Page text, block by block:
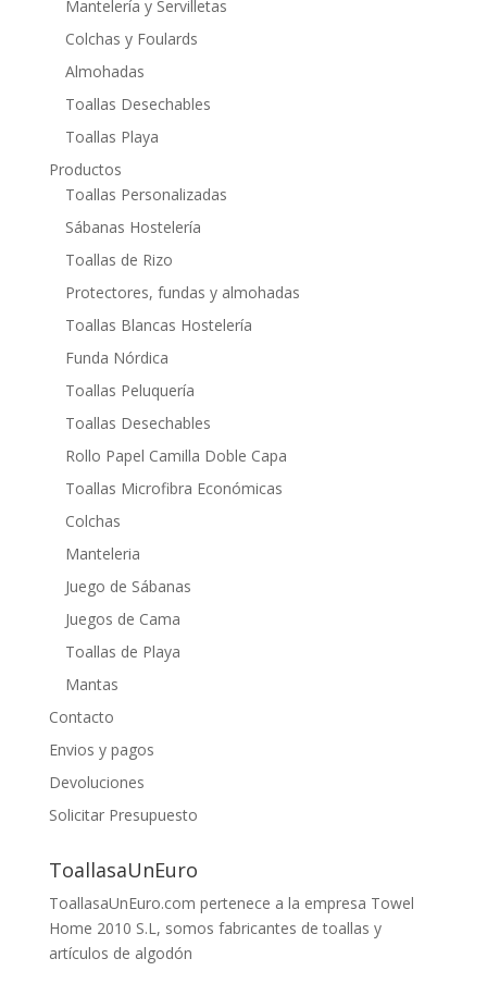
Mantelería y Servilletas
Colchas y Foulards
Almohadas
Toallas Desechables
Toallas Playa
Productos
Toallas Personalizadas
Sábanas Hostelería
Toallas de Rizo
Protectores, fundas y almohadas
Toallas Blancas Hostelería
Funda Nórdica
Toallas Peluquería
Toallas Desechables
Rollo Papel Camilla Doble Capa
Toallas Microfibra Económicas
Colchas
Manteleria
Juego de Sábanas
Juegos de Cama
Toallas de Playa
Mantas
Contacto
Envios y pagos
Devoluciones
Solicitar Presupuesto
ToallasaUnEuro
ToallasaUnEuro.com pertenece a la empresa Towel
Home 2010 S.L, somos fabricantes de toallas y
artículos de algodón